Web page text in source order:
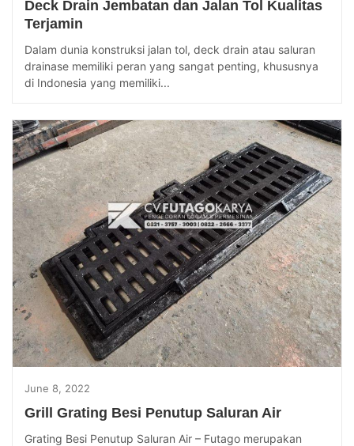
Deck Drain Jembatan dan Jalan Tol Kualitas
Terjamin
Dalam dunia konstruksi jalan tol, deck drain atau saluran
drainase memiliki peran yang sangat penting, khususnya
di Indonesia yang memiliki...
June 8, 2022
Grill Grating Besi Penutup Saluran Air
Grating Besi Penutup Saluran Air – Futago merupakan